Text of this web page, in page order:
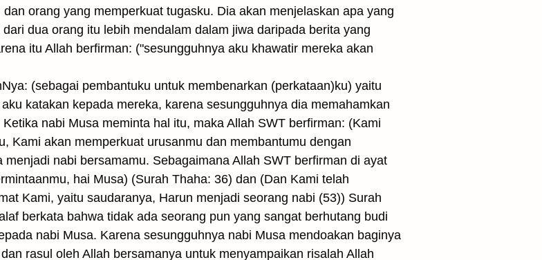
orang yang memperkuat tugasku. Dia akan menjelaskan apa yang
dua orang itu lebih mendalam dalam jiwa daripada berita yang
itu Allah berfirman: ("sesungguhnya aku khawatir mereka akan
(sebagai pembantuku untuk membenarkan (perkataan)ku) yaitu
katakan kepada mereka, karena sesungguhnya dia memahamkan
nabi Musa meminta hal itu, maka Allah SWT berfirman: (Kami
Kami akan memperkuat urusanmu dan membantumu dengan
nabi bersamamu. Sebagaimana Allah SWT berfirman di ayat
hai Musa) (Surah Thaha: 36) dan (Dan Kami telah
Kami, yaitu saudaranya, Harun menjadi seorang nabi (53)) Surah
berkata bahwa tidak ada seorang pun yang sangat berhutang budi
nabi Musa. Karena sesungguhnya nabi Musa mendoakan baginya
rasul oleh Allah bersamanya untuk menyampaikan risalah Allah